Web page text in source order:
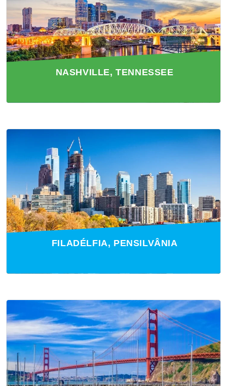
NASHVILLE, TENNESSEE
FILADÉLFIA, PENSILVÂNIA